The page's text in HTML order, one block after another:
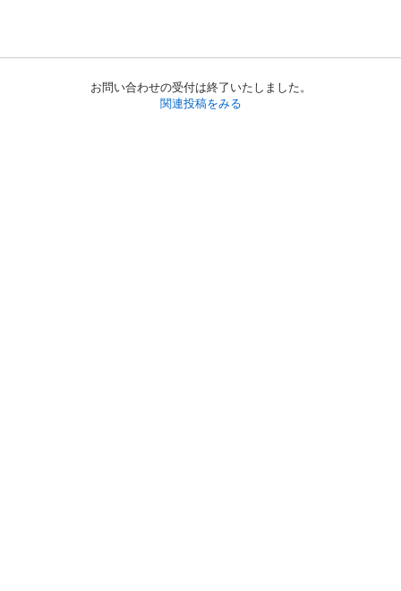
お問い合わせの受付は終了いたしました。
関連投稿をみる